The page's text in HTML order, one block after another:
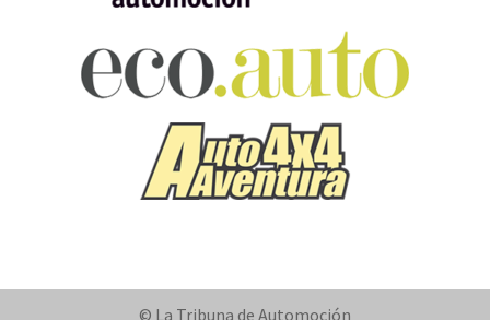
© La Tribuna de Automoción